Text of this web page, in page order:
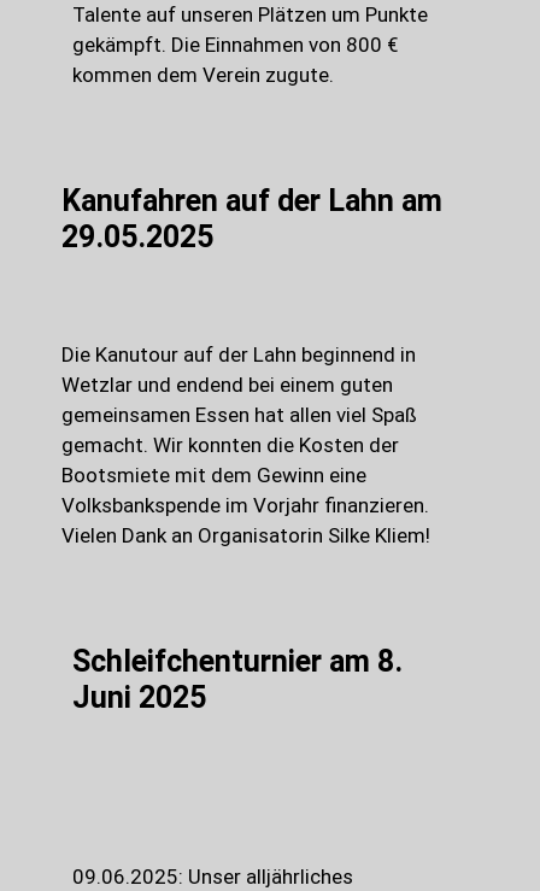
Talente auf unseren Plätzen um Punkte
gekämpft. Die Einnahmen von 800 €
kommen dem Verein zugute.
Kanufahren auf der Lahn am
29.05.2025
Die Kanutour auf der Lahn beginnend in
Wetzlar und endend bei einem guten
gemeinsamen Essen hat allen viel Spaß
gemacht. Wir konnten die Kosten der
Bootsmiete mit dem Gewinn eine
Volksbankspende im Vorjahr finanzieren.
Vielen Dank an Organisatorin Silke Kliem!
Schleifchenturnier am 8.
Juni 2025
09.06.2025: Unser alljährliches